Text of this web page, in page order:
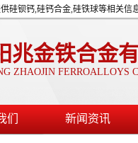
硅钡钙,硅钙合金,硅铁球等相关信
兆金铁合金
ZHAOJIN FERROALLOYS
们 新闻资讯